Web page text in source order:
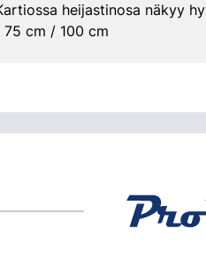
heijastinosa näkyy
cm / 100 cm